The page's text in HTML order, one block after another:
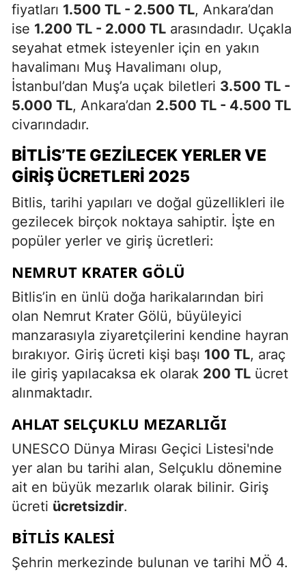
fiyatları 1.500 TL - 2.500 TL, Ankara’dan
ise 1.200 TL - 2.000 TL arasındadır. Uçakla
seyahat etmek isteyenler için en yakın
havalimanı Muş Havalimanı olup,
İstanbul’dan Muş’a uçak biletleri 3.500 TL -
5.000 TL, Ankara’dan 2.500 TL - 4.500 TL
civarındadır.
BITLIS’TE GEZILECEK YERLER VE
GIRIŞ ÜCRETLERI 2025
Bitlis, tarihi yapıları ve doğal güzellikleri ile
gezilecek birçok noktaya sahiptir. İşte en
popüler yerler ve giriş ücretleri:
NEMRUT KRATER GÖLÜ
Bitlis’in en ünlü doğa harikalarından biri
olan Nemrut Krater Gölü, büyüleyici
manzarasıyla ziyaretçilerini kendine hayran
bırakıyor. Giriş ücreti kişi başı 100 TL, araç
ile giriş yapılacaksa ek olarak 200 TL ücret
alınmaktadır.
AHLAT SELÇUKLU MEZARLIĞI
UNESCO Dünya Mirası Geçici Listesi'nde
yer alan bu tarihi alan, Selçuklu dönemine
ait en büyük mezarlık olarak bilinir. Giriş
ücreti ücretsizdir.
BITLIS KALESI
Şehrin merkezinde bulunan ve tarihi MÖ 4.